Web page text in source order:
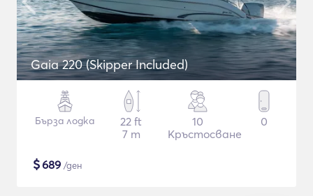
Gaia 220 (Skipper Included)
Бърза лодка
22 ft
7 m
10
Кръстосване
0
$689 /ден